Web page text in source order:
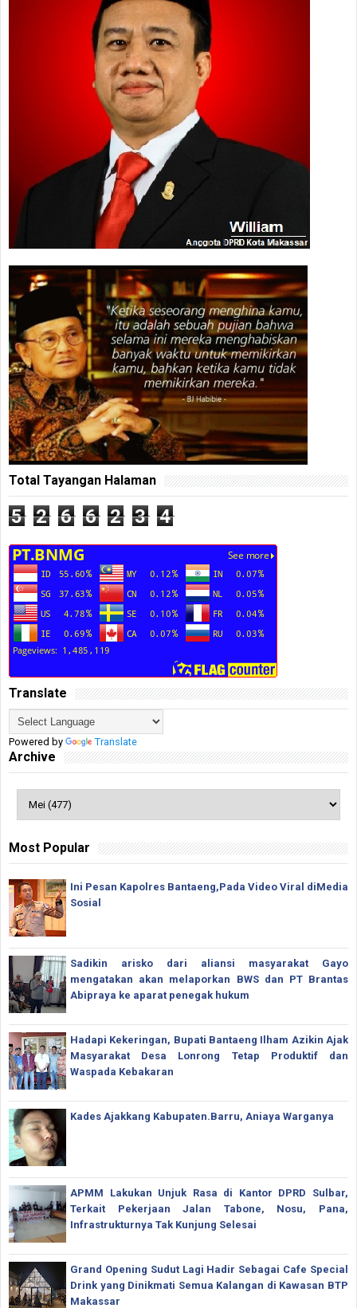
Total Tayangan Halaman
5 2 6 6 2 3 4
Translate
Powered by Translate
Archive
Most Popular
Ini Pesan Kapolres Bantaeng,Pada Video Viral diMedia
Sosial
Sadikin arisko dari aliansi masyarakat Gayo
mengatakan akan melaporkan BWS dan PT Brantas
Abipraya ke aparat penegak hukum
Hadapi Kekeringan, Bupati Bantaeng Ilham Azikin Ajak
Masyarakat Desa Lonrong Tetap Produktif dan
Waspada Kebakaran
Kades Ajakkang Kabupaten.Barru, Aniaya Warganya
APMM Lakukan Unjuk Rasa di Kantor DPRD Sulbar,
Terkait Pekerjaan Jalan Tabone, Nosu, Pana,
Infrastrukturnya Tak Kunjung Selesai
Grand Opening Sudut Lagi Hadir Sebagai Cafe Special
Drink yang Dinikmati Semua Kalangan di Kawasan BTP
Makassar